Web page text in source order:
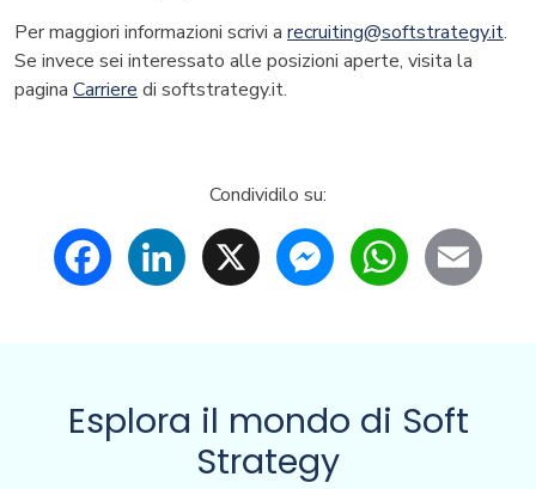
Per maggiori informazioni scrivi a recruiting@softstrategy.it.
Se invece sei interessato alle posizioni aperte, visita la
pagina Carriere di softstrategy.it.
Condividilo su:
Facebook
LinkedIn MessengerWhatsApp
Esplora il mondo di Soft
Strategy